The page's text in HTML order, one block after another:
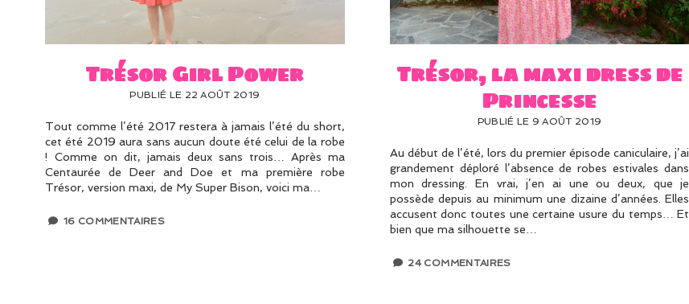
Trésor Girl Power
PUBLIÉ LE 22 AOÛT 2019
Tout comme l’été 2017 restera à jamais l’été du short,
cet été 2019 aura sans aucun doute été celui de la robe
! Comme on dit, jamais deux sans trois… Après ma
Centaurée de Deer and Doe et ma première robe
Trésor, version maxi, de My Super Bison, voici ma…
16 COMMENTAIRES
Trésor, la maxi dress de
Princesse
PUBLIÉ LE 9 AOÛT 2019
Au début de l’été, lors du premier épisode caniculaire, j’ai
grandement déploré l’absence de robes estivales dans
mon dressing. En vrai, j’en ai une ou deux, que je
possède depuis au minimum une dizaine d’années. Elles
accusent donc toutes une certaine usure du temps… Et
bien que ma silhouette se…
24 COMMENTAIRES